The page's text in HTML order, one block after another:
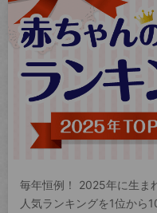
毎年恒例！ 2025年に生ま
人気ランキングを1位から